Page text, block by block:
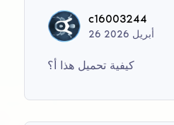
c16003244
26 أبريل
كيفية تحميل هذا أ؟